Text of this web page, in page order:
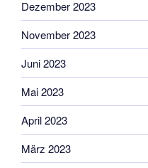
Dezember 2023
November 2023
Juni 2023
Mai 2023
April 2023
März 2023